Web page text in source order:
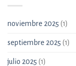
noviembre 2025 (1)
septiembre 2025 (1)
julio 2025 (1)